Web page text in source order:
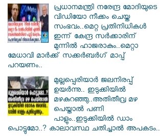
പ്രധാനമന്ത്രി നരേന്ദ്ര മോദിയുടെ
വിഡിയോ നീക്കം ചെയ്ത
സംഭവം..മെറ്റ പ്രതിനിധികൾ
ഇന്ന് കേന്ദ്ര സർക്കാരിന്
മുന്നിൽ ഹാജരാകും..മെറ്റാ
മേധാവി മാർക്ക് സക്കർബർഗ് മാപ്പ്
പറയണം..
മുല്ലപ്പെരിയാർ ജലനിരപ്പ്
ഉയർന്നു.. ഇടുക്കിയിൽ
മഴകുറഞ്ഞു..അതിതീവ്ര മഴ
പെയ്താൽ പണി
പാളും..ഇടുക്കിയിൽ ഡാം
പൊട്ടുമോ..? കാലാവസ്ഥ ചതിച്ചാൽ അപകടം..